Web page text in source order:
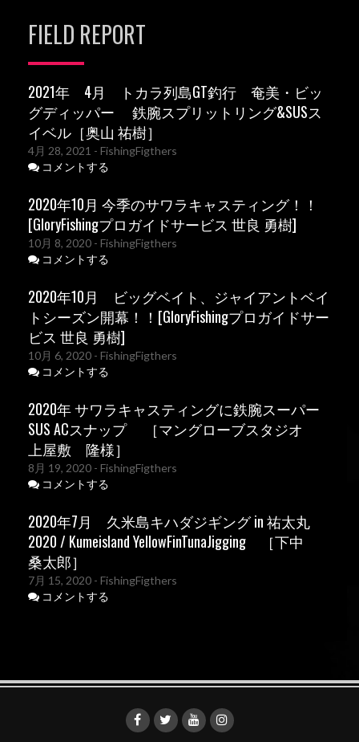
FIELD REPORT
2021年 4月 トカラ列島GT釣行 奄美・ビッ
グディッパー 鉄腕スプリットリング&SUSス
イベル［奥山 祐樹］
4月 28, 2021 - FishingFigthers
コメントする
2020年10月 今季のサワラキャスティング！！
[GloryFishingプロガイドサービス 世良 勇樹]
10月 8, 2020 - FishingFigthers
コメントする
2020年10月 ビッグベイト、ジャイアントベイ
トシーズン開幕！！[GloryFishingプロガイドサー
ビス 世良 勇樹]
10月 6, 2020 - FishingFigthers
コメントする
2020年 サワラキャスティングに鉄腕スーパー
SUS ACスナップ ［マングローブスタジオ
上屋敷 隆様］
8月 19, 2020 - FishingFigthers
コメントする
2020年7月 久米島キハダジギング in 祐太丸
2020 / Kumeisland YellowFinTunaJigging ［下中
桑太郎］
7月 15, 2020 - FishingFigthers
コメントする